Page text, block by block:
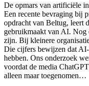
De opmars van artificiële
Een recente bevraging bij
opdracht van Beltug, leert
gebruikmaakt van AI. Nog
zijn. Bij kleinere
Die cijfers bewijzen dat
hebben. Ons onderzoek
voordat de media
alleen maar toegenomen…